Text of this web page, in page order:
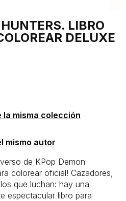
LIBRO
DELUXE
misma colección
mismo autor
de KPop Demon
colorear oficial! Cazadores,
que luchan: hay una
espectacular libro para